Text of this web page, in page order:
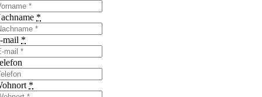
*
mail *
*